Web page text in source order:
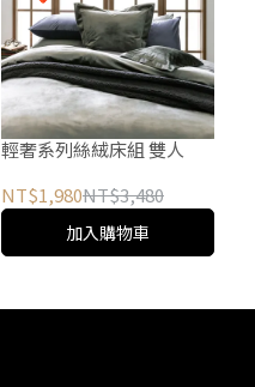
輕奢系列絲絨床組 雙人
NT$1,980NT$3,480
加入購物車